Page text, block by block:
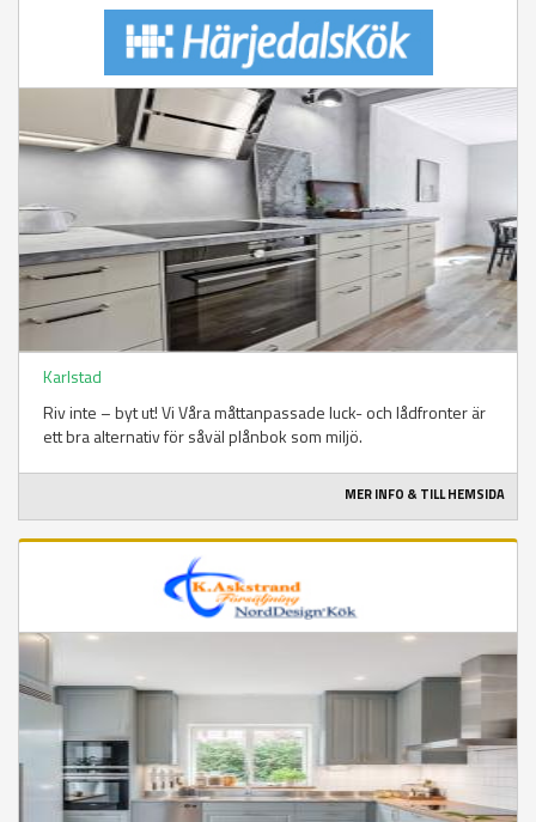
Karlstad
Riv inte – byt ut! Vi Våra måttanpassade luck- och lådfronter är
ett bra alternativ för såväl plånbok som miljö.
MER INFO & TILL HEMSIDA